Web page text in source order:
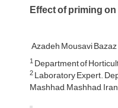
Effect of priming
Azadeh Mousavi Bazaz
1Department of
2Laboratory Expert.
Mashhad, Mashhad,